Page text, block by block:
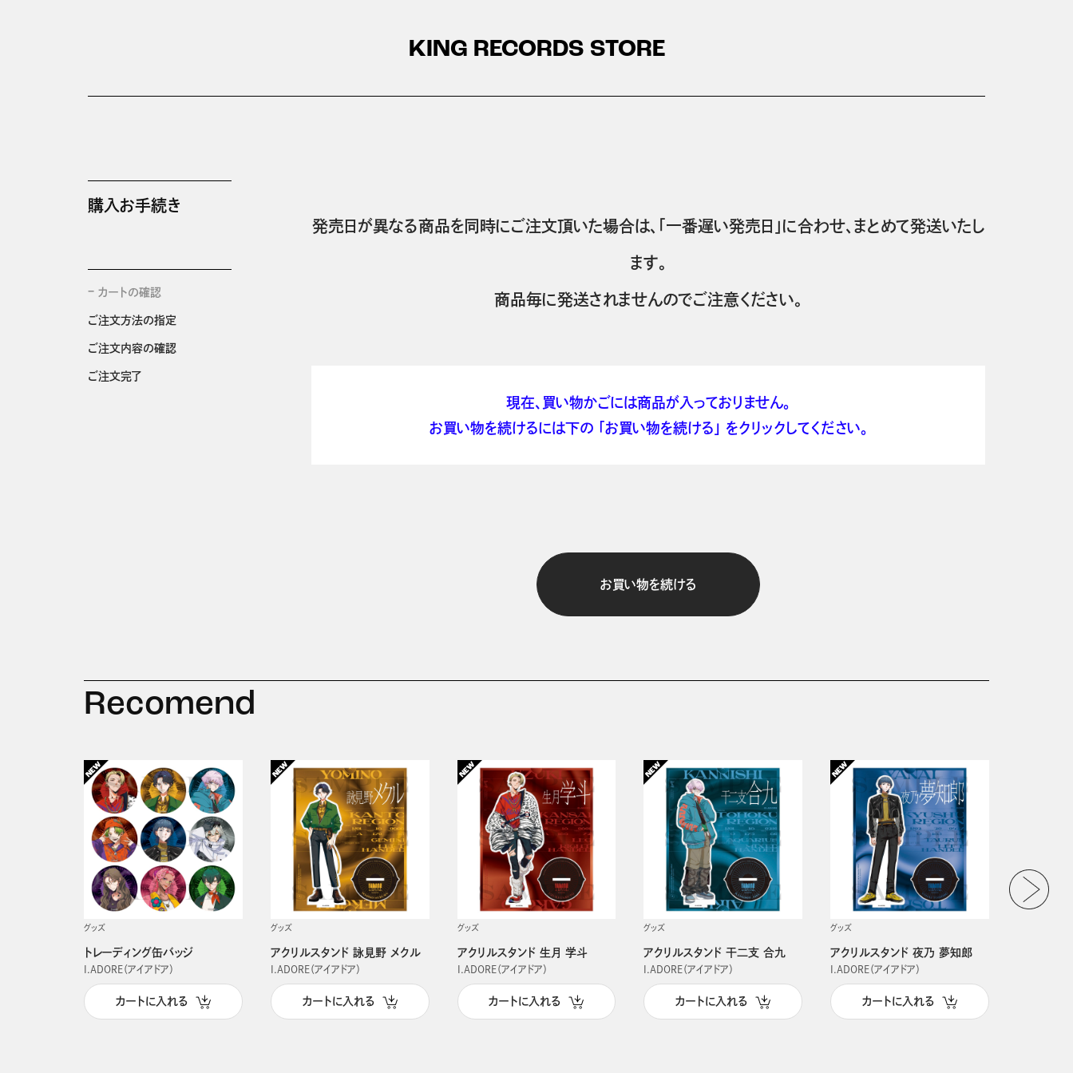
KING RECORDS STORE
購入お手続き
カートの確認
ご注文方法の指定
ご注文内容の確認
ご注文完了
発売日が異なる商品を同時にご注文頂いた場合は、「一番遅い発売日」に合わせ、まとめて発送いたし
ます。
商品毎に発送されませんのでご注意ください。
現在、買い物かごには商品が入っておりません。
お買い物を続けるには下の 「お買い物を続ける」 をクリックしてください。
お買い物を続ける
Recomend
グッズ
トレーディング缶バッジ
I.ADORE（アイアドア）
カートに入れる
グッズ
アクリルスタンド 詠見野 メクル
I.ADORE（アイアドア）
カートに入れる
グッズ
アクリルスタンド 生月 学斗
I.ADORE（アイアドア）
カートに入れる
グッズ
アクリルスタンド 干二支 合九
I.ADORE（アイアドア）
カートに入れる
グッズ
アクリルスタンド 夜乃 夢知郎
I.ADORE（アイアドア）
カートに入れる